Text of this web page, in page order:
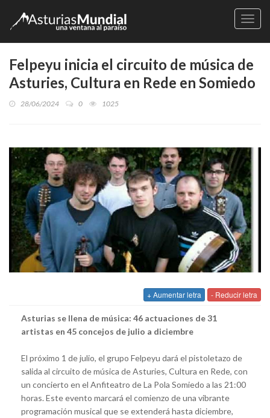
Felpeyu inicia el circuito de música de
Asturies, Cultura en Rede en Somiedo
28/06/2024 0 1025
+ Aumentar letra - Reducir letra
Asturias se llena de música: 46 actuaciones de 31
artistas en 45 concejos de julio a diciembre
El próximo 1 de julio, el grupo Felpeyu dará el pistoletazo de
salida al circuito de música de Asturies, Cultura en Rede, con
un concierto en el Anfiteatro de La Pola Somiedo a las 21:00
horas. Este evento marcará el comienzo de una vibrante
programación musical que se extenderá hasta diciembre,